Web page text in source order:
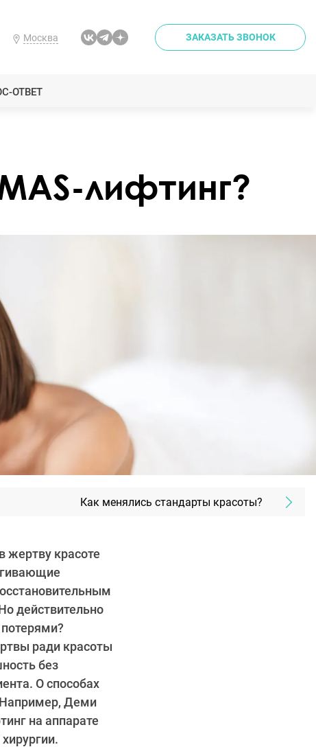
Москва ЗАКАЗАТЬ ЗВОНОК
ОТВЕТ
лифтинг?
Как менялись стандарты красоты?
жертву красоте
действительно
ради красоты
без
О способах
Например, Деми
на аппарате